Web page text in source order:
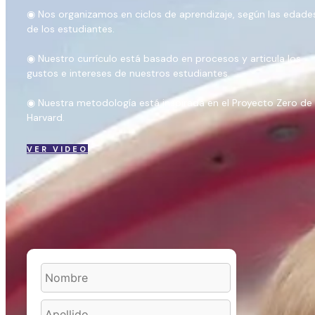
◉ Nos organizamos en ciclos de aprendizaje, según las
de los estudiantes.
◉ Nuestro currículo está basado en procesos y articula los
gustos e intereses de nuestros estudiantes.
◉ Nuestra metodología está inspirada en el Proyecto Zero de
Harvard.
VER VIDEO